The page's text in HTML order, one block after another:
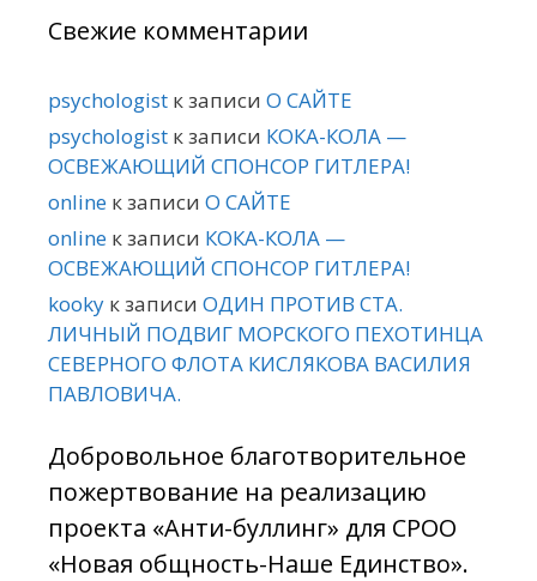
Свежие комментарии
psychologist к записи О САЙТЕ
psychologist к записи КОКА-КОЛА —
ОСВЕЖАЮЩИЙ СПОНСОР ГИТЛЕРА!
online к записи О САЙТЕ
online к записи КОКА-КОЛА —
ОСВЕЖАЮЩИЙ СПОНСОР ГИТЛЕРА!
kooky к записи ОДИН ПРОТИВ СТА.
ЛИЧНЫЙ ПОДВИГ МОРСКОГО ПЕХОТИНЦА
СЕВЕРНОГО ФЛОТА КИСЛЯКОВА ВАСИЛИЯ
ПАВЛОВИЧА.
Добровольное благотворительное
пожертвование на реализацию
проекта «Анти-буллинг» для СРОО
«Новая общность-Наше Единство».